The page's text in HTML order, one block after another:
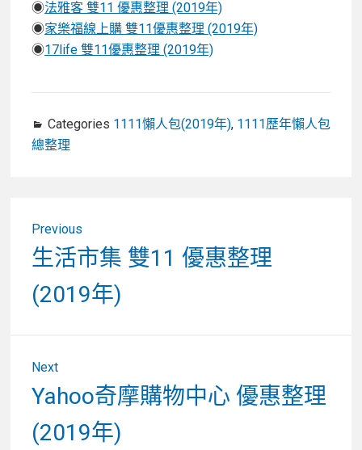
◉法雅客 雙11 優惠整理 (2019年)
◉家樂福線上購 雙11優惠整理 (2019年)
◉17life 雙11優惠整理 (2019年)
Categories 1111懶人包(2019年), 1111歷年懶人包
總整理
Previous
Previous
post:
生活市集 雙11 優惠整理
(2019年)
Next
Next
post:
Yahoo奇摩購物中心 優惠整理
(2019年)